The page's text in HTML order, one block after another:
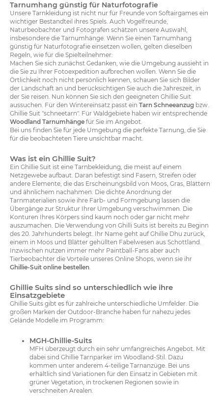
Tarnumhang günstig für Naturfotografie
Unsere Tarnkleidung ist nicht nur für Freunde von Softairgames ein
wichtiger Bestandteil ihres Spiels. Auch Vogelfreunde,
Naturbeobachter und Fotografen schätzen unsere Auswahl,
insbesondere die Tarnumhänge. Wenn Sie einen Tarnumhang
günstig für Naturfotografie einsetzen wollen, gelten dieselben
Regeln, wie für die Spielteilnehmer:
Machen Sie sich zunächst Gedanken, wie die Umgebung aussieht in
die Sie zu Ihrer Fotoexpedition aufbrechen wollen. Wenn Sie die
Örtlichkeit noch nicht persönlich kennen, schauen Sie sich Bilder
der Landschaft an und berücksichtigen Sie auch die Jahreszeit, in
der Sie reisen. Nun können Sie sich den geeigneten Ghillie Suit
aussuchen. Für den Wintereinsatz passt ein Tarn Schneeanzug bzw.
Ghillie Suit "schneetarn". Für Waldgebiete haben wir entsprechende
Woodland Tarnumhänge für Sie im Angebot.
Bei uns finden Sie für jede Umgebung die perfekte Tarnung, die Sie
für die beobachteten Tiere unsichtbar macht.
Was ist ein Ghillie Suit?
Ein Ghillie Suit ist eine Tarnbekleidung, die meist auf einem
Netzgewebe aufbaut. Daran befestigt sind Fasern, Streifen oder
andere Elemente, die das Erscheinungsbild von Moos, Gras, Blättern
und ähnlichem nachahmen. Die dichte Anordnung der
Tarnmaterialien sowie ihre Farb- und Formgebung lassen die
Übergänge zur Struktur Ihrer Umgebung verschwimmen. Die
Konturen Ihres Körpers sind kaum noch oder gar nicht mehr
auszumachen. Die Verwendung von Ghilli Suits ist bereits zu Beginn
des 20. Jahrhunderts belegt. Ihr Name geht auf Ghillie Dhu zurück,
einem in Moos und Blätter gehüllten Fabelwesen aus Schottland.
Inzwischen nutzen immer mehr Paintball-Fans aber auch
Tierbeobachter die Vorteile unseres Online Shops, wenn sie ihr
Ghillie-Suit online bestellen.
Ghillie Suits sind so unterschiedlich wie ihre
Einsatzgebiete
Ghillie Suits gibt es für zahlreiche unterschiedliche Umfelder. Die
großen Marken der Outdoor-Branche haben für nahezu jedes
Gelände Modelle im Programm:
MGH-Ghillie-Suits
MFH überzeugt durch ein sehr umfangreiches Angebot. Mit
dabei sind Ghillie Tarnparker im Woodland-Stil. Dazu
kommen unter anderem 4-teilige Tarnanzüge. Bei uns
erhältlich sind Variationen für den Einsatz in Gebieten mit
grüner Vegetation, in trockenen Regionen sowie in
verschneiten Arealen.